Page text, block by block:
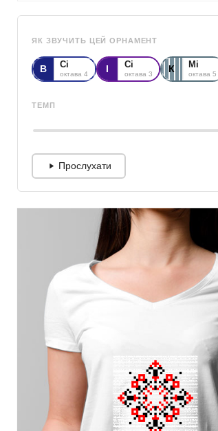
ЯК ЗВУЧИТЬ ЦЕЙ ОРНАМЕНТ
В Сі
октава 4 І Сі
октава 3 К Мі
октава 5
ТЕМП
Прослухати